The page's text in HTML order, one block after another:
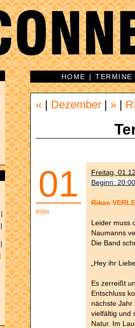
HOME |TERMINE
« Dezember »
01
Indie
Freitag,
Beginn:
Rikas
Leider muss
Naumanns
Die Band
„Hey ihr
Es zerreißt
Entschluss
nächste Jahr
vielfältig und
Natur. Im